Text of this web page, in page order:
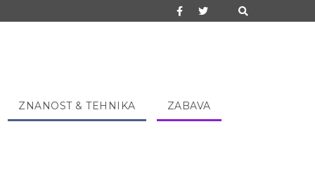
ZNANOST & TEHNIKA ZABAVA